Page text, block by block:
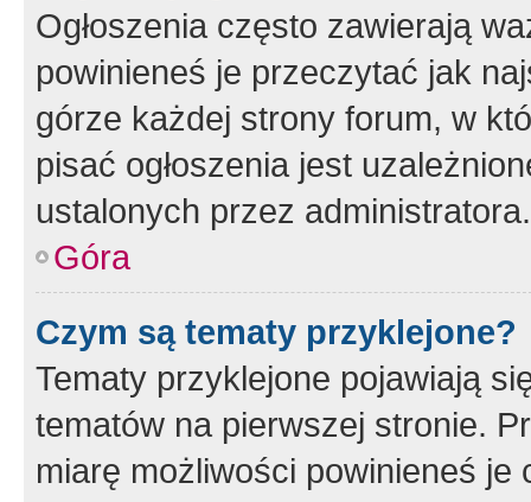
Ogłoszenia często zawierają
powinieneś je przeczytać jak
górze każdej strony forum, w
pisać ogłoszenia jest
ustalonych przez administratora.
Góra
Czym są tematy przyklejone?
Tematy przyklejone pojawiają
tematów na pierwszej stronie.
miarę możliwości powinieneś je